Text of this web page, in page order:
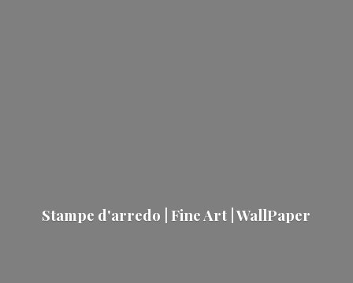
Stampe d'arredo | Fine Art | WallPaper